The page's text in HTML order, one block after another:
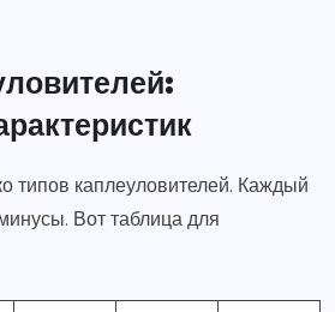
типов каплеуловителей. Каждый
Вот таблица для